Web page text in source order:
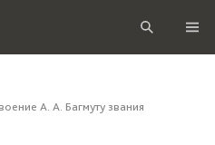
А. А. Багмуту звания